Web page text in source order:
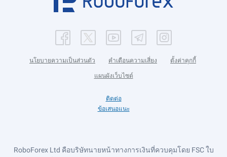
นโยบายความเป็นส่วนตัว คำเตือนความเสี่ยง ตั้งค่าคุกกี้
แผนผังเว็บไซต์
ติดต่อ
ข้อเสนอแนะ
RoboForex Ltd คือบริษัทนายหน้าทางการเงินที่ควบคุมโดย FSC ใบ